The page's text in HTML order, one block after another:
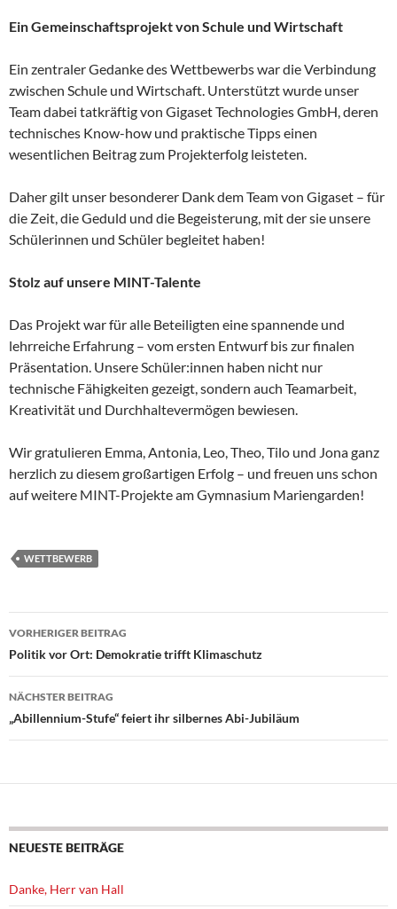
Ein Gemeinschaftsprojekt von Schule und Wirtschaft
Ein zentraler Gedanke des Wettbewerbs war die Verbindung
zwischen Schule und Wirtschaft. Unterstützt wurde unser
Team dabei tatkräftig von Gigaset Technologies GmbH, deren
technisches Know-how und praktische Tipps einen
wesentlichen Beitrag zum Projekterfolg leisteten.
Daher gilt unser besonderer Dank dem Team von Gigaset – für
die Zeit, die Geduld und die Begeisterung, mit der sie unsere
Schülerinnen und Schüler begleitet haben!
Stolz auf unsere MINT-Talente
Das Projekt war für alle Beteiligten eine spannende und
lehrreiche Erfahrung – vom ersten Entwurf bis zur finalen
Präsentation. Unsere Schüler:innen haben nicht nur
technische Fähigkeiten gezeigt, sondern auch Teamarbeit,
Kreativität und Durchhaltevermögen bewiesen.
Wir gratulieren Emma, Antonia, Leo, Theo, Tilo und Jona ganz
herzlich zu diesem großartigen Erfolg – und freuen uns schon
auf weitere MINT-Projekte am Gymnasium Mariengarden!
WETTBEWERB
Beitragsnavigation
VORHERIGER BEITRAG
Politik vor Ort: Demokratie trifft Klimaschutz
NÄCHSTER BEITRAG
„Abillennium-Stufe“ feiert ihr silbernes Abi-Jubiläum
NEUESTE BEITRÄGE
Danke, Herr van Hall